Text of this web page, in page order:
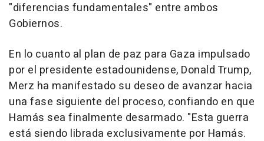
"diferencias fundamentales" entre ambos
Gobiernos.
En lo cuanto al plan de paz para Gaza impulsado
por el presidente estadounidense, Donald Trump,
Merz ha manifestado su deseo de avanzar hacia
una fase siguiente del proceso, confiando en que
Hamás sea finalmente desarmado. "Esta guerra
está siendo librada exclusivamente por Hamás.